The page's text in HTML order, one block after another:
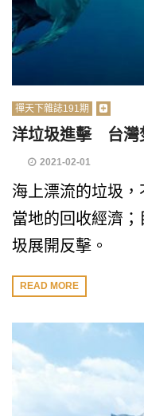
禪天下雜誌191期
洋垃圾進擊 台灣
2021-02-01
海上漂流的垃圾
當地的回收經濟
圾展開反擊。
READ MORE